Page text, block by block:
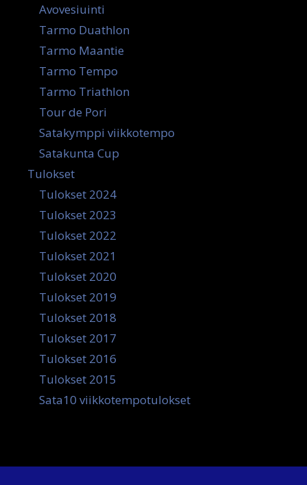
Avovesiuinti
Tarmo Duathlon
Tarmo Maantie
Tarmo Tempo
Tarmo Triathlon
Tour de Pori
Satakymppi viikkotempo
Satakunta Cup
Tulokset
Tulokset 2024
Tulokset 2023
Tulokset 2022
Tulokset 2021
Tulokset 2020
Tulokset 2019
Tulokset 2018
Tulokset 2017
Tulokset 2016
Tulokset 2015
Sata10 viikkotempotulokset